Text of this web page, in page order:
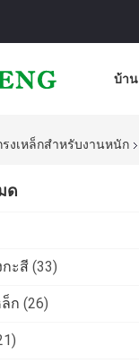
บ้าน
รงเหล็กสำหรับงานหนัก
ด
กะสี (33)
ก (26)